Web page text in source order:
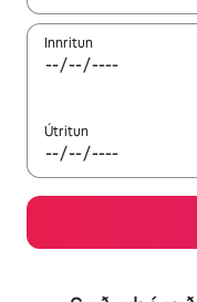
Innritun
Útritun